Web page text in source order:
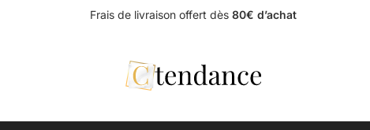
Frais de livraison offert dès 80€ d’achat